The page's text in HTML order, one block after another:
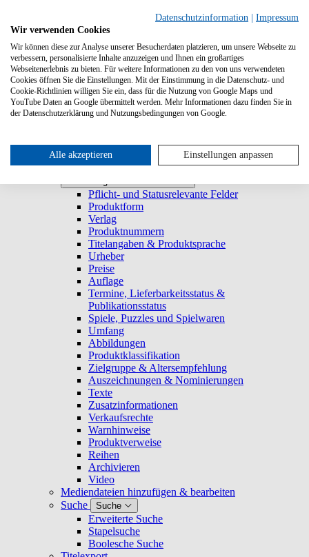
Systemanforderungen
Verlage
Verlage
Log-in
Startseite
Trefferliste
Trefferliste
Titel duplizieren & E-Book generieren
Historie
Titeldetailansicht
Titel anlegen und bearbeiten
Pflicht- und Statusrelevante Felder
Produktform
Verlag
Produktnummern
Titelangaben & Produktsprache
Urheber
Preise
Auflage
Termine, Lieferbarkeitsstatus &
Publikationsstatus
Spiele, Puzzles und Spielwaren
Umfang
Abbildungen
Produktklassifikation
Zielgruppe & Altersempfehlung
Auszeichnungen & Nominierungen
Texte
Zusatzinformationen
Verkaufsrechte
Warnhinweise
Produktverweise
Reihen
Archivieren
Video
Mediendateien hinzufügen & bearbeiten
Suche
Suche
Erweiterte Suche
Stapelsuche
Boolesche Suche
Datenschutzinformation
Impressum
Wir verwenden Cookies
Wir können diese zur Analyse unserer Besucherdaten platzieren, um unsere Webseite zu
verbessern, personalisierte Inhalte anzuzeigen und Ihnen ein großartiges
Webseitenerlebnis zu bieten. Für weitere Informationen zu den von uns verwendeten
Cookies öffnen Sie die Einstellungen. Mit der Einstimmung in die Datenschutz- und
Cookie-Richtlinien willigen Sie ein, dass für die Nutzung von Google Maps und
YouTube Daten an Google übermittelt werden. Mehr Informationen dazu finden Sie in
der Datenschutzerklärung und Nutzungsbedingungen von Google.
Alle akzeptieren Einstellungen anpassen